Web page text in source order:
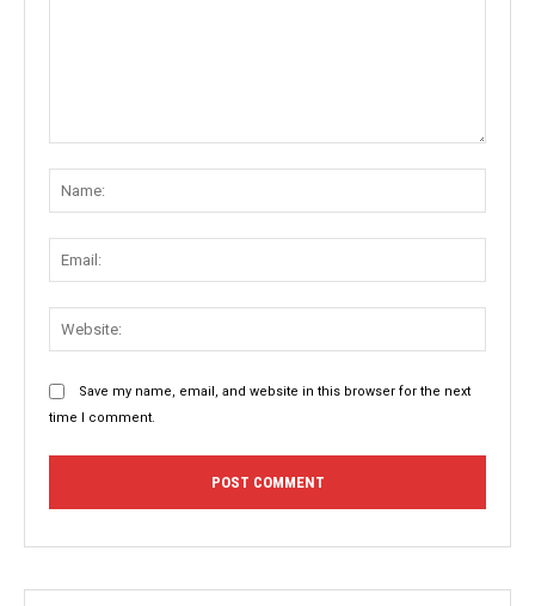
Save my name, email, and website in this browser for the next
time I comment.